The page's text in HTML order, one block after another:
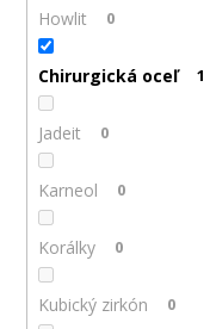
Howlit 0
Chirurgická oceľ 1
Jadeit 0
Karneol 0
Korálky 0
Kubický zirkón 0